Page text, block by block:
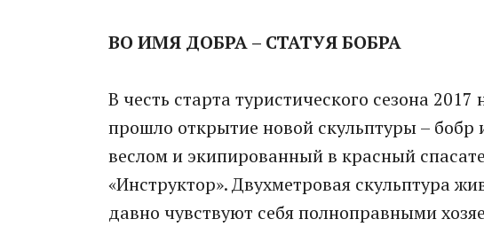
ВО ИМЯ ДОБРА – СТАТУЯ БОБРА
В честь старта туристического сезона
прошло открытие новой скульптуры – бобр
веслом и экипированный в красный
«Инструктор». Двухметровая скульптура
давно чувствуют себя полноправными